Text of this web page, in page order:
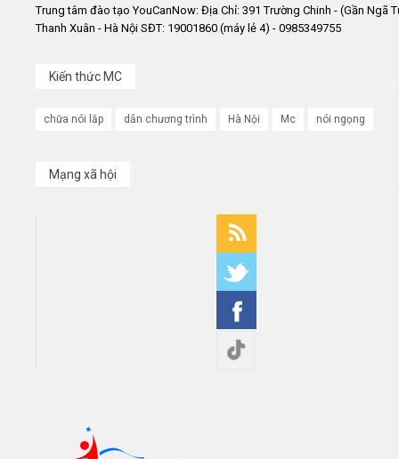
Trung tâm đào tạo YouCanNow: Địa Chỉ: 391 Trường Chinh - (Gần Ngã
Thanh Xuân - Hà Nội SĐT: 19001860 (máy lẻ 4) - 0985349755
Kiến thức MC
chữa nói lắp dẫn chương trình Hà Nội Mc nói ngọng
Mạng xã hội